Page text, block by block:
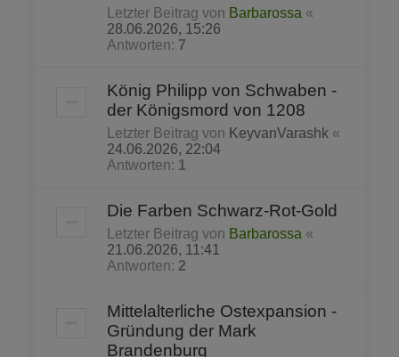
Letzter Beitrag von Barbarossa «
28.06.2026, 15:26
Antworten: 7
König Philipp von Schwaben -
der Königsmord von 1208
Letzter Beitrag von KeyvanVarashk «
24.06.2026, 22:04
Antworten: 1
Die Farben Schwarz-Rot-Gold
Letzter Beitrag von Barbarossa «
21.06.2026, 11:41
Antworten: 2
Mittelalterliche Ostexpansion -
Gründung der Mark
Brandenburg